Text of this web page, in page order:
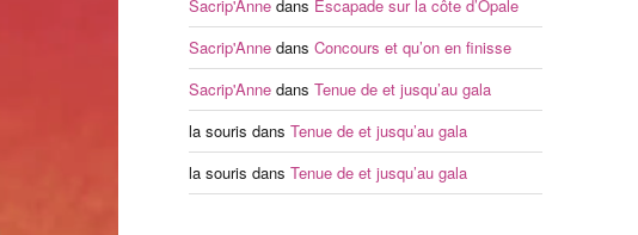
Sacrip'Annedans Escapade sur la côte d’Opale
Sacrip'Annedans Concours et qu’on en finisse
Sacrip'Annedans Tenue de et jusqu’au gala
la souris dans Tenue de et jusqu’au gala
la souris dans Tenue de et jusqu’au gala